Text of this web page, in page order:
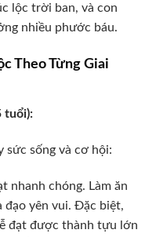
lộc trời ban, và con
nhiều phước báu.
Theo Từng Giai
tuổi):
sức sống và cơ hội:
nhanh chóng. Làm ăn
đạo yên vui. Đặc biệt,
đạt được thành tựu lớn